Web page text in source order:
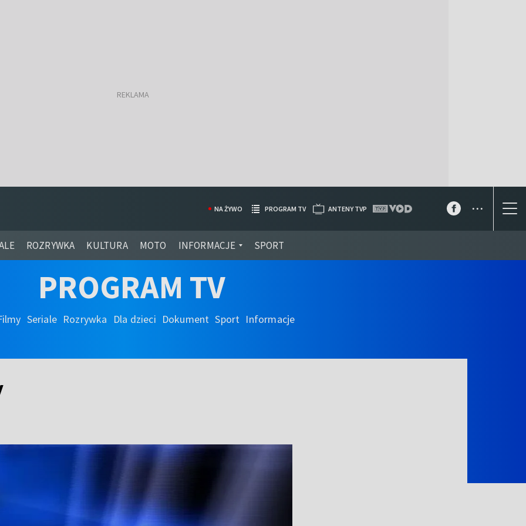
ROZRYWKA KULTURA MOTO INFORMACJE SPORT
NA ŻYWO PROGRAM TV ANTENY TVP ...
PROGRAM TV
Seriale Rozrywka Dla dzieci Dokument Sport Informacje